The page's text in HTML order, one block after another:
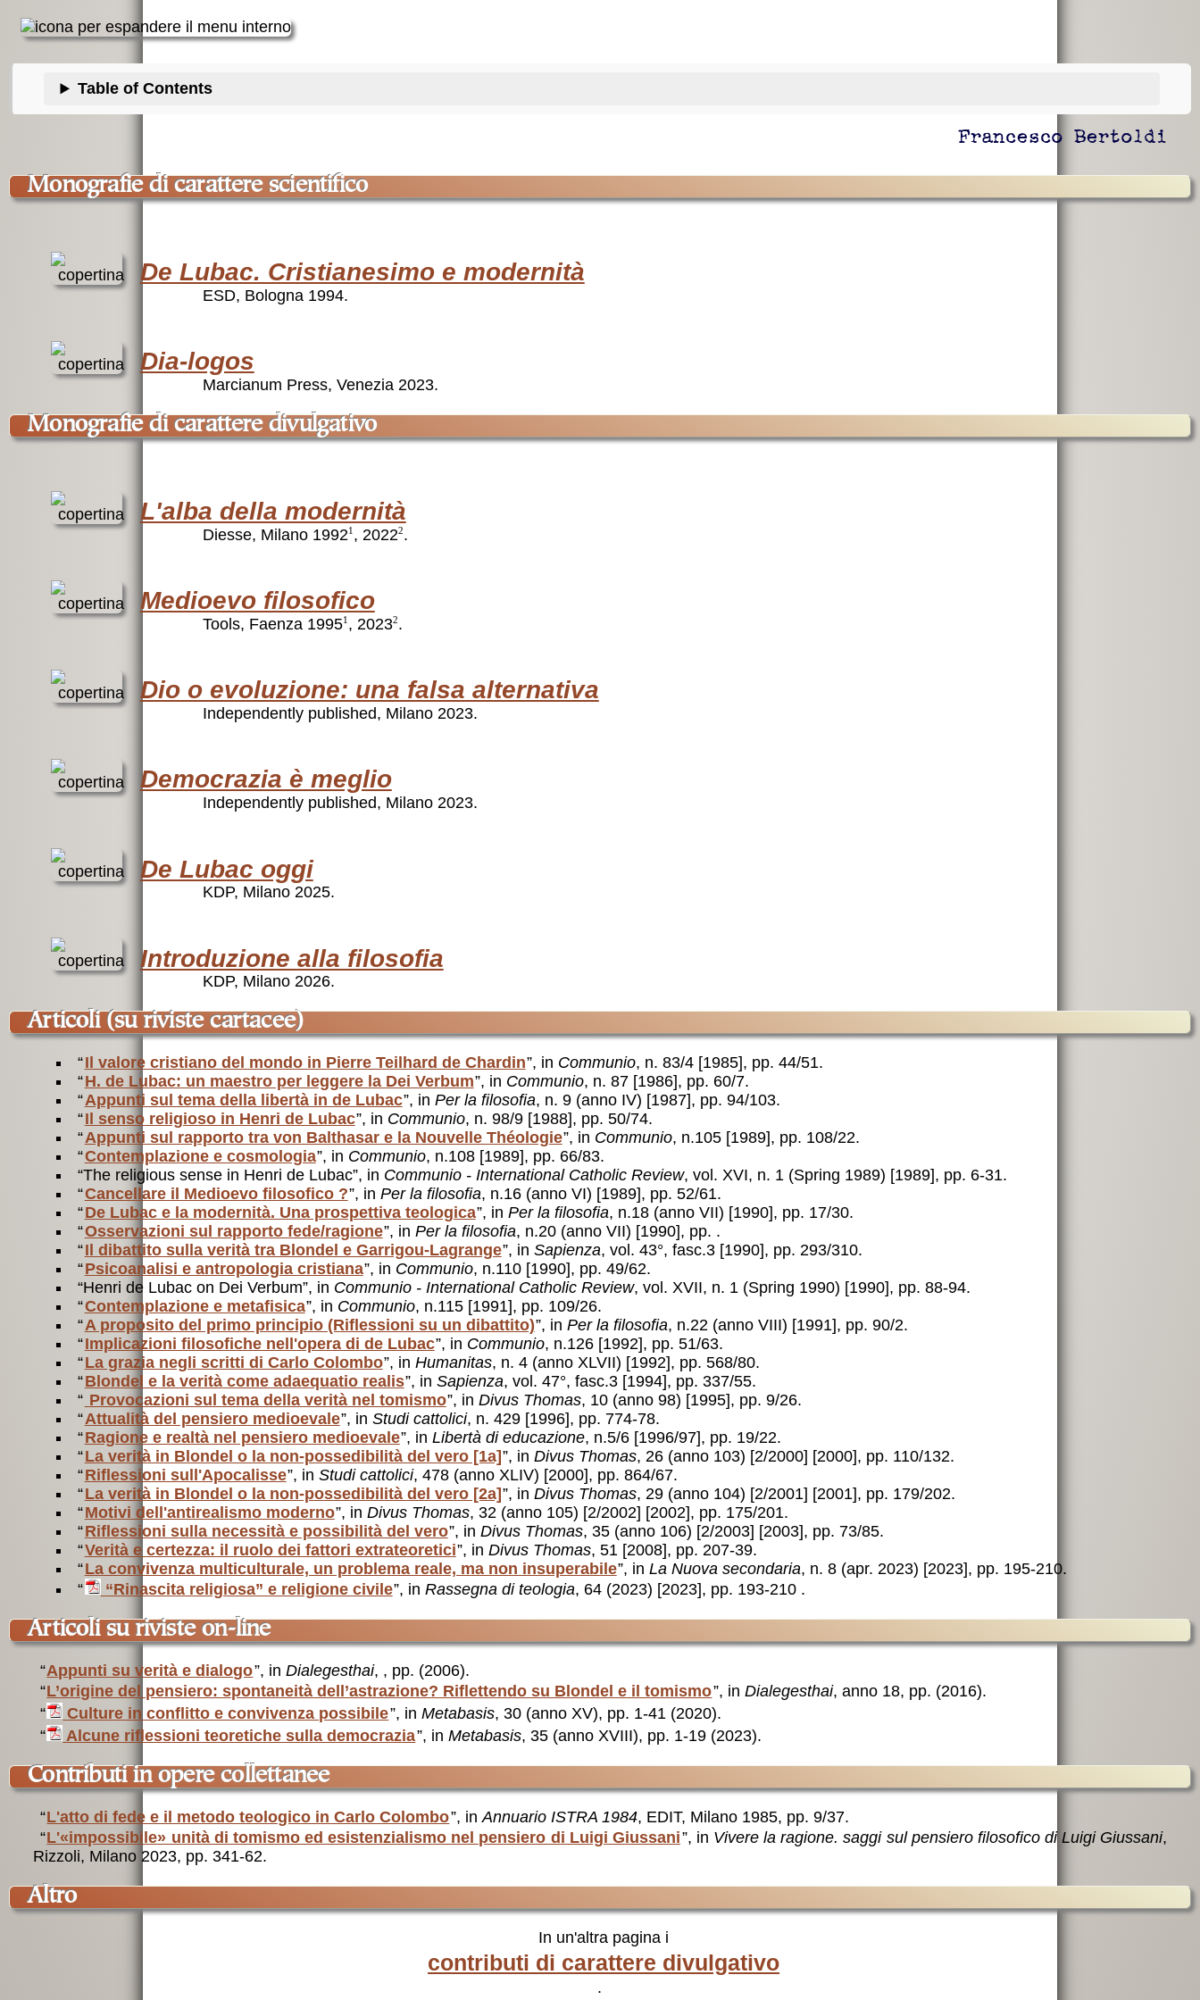
Table of Contents
Francesco Bertoldi
monografie di carattere scientifico
De Lubac. Cristianesimo e modernità
ESD, Bologna 1994.
Dia-logos
Marcianum Press, Venezia 2023.
monografie di carattere divulgativo
L'alba della modernità
Diesse, Milano 19921 , 20222.
Medioevo filosofico
Tools, Faenza 19951 , 20232.
Dio o evoluzione: una falsa alternativa
Independently published, Milano 2023.
Democrazia è meglio
Independently published, Milano 2023.
De Lubac oggi
KDP, Milano 2025.
Introduzione alla filosofia
KDP, Milano 2026.
articoli (su riviste cartacee)
“Il valore cristiano del mondo in Pierre Teilhard de Chardin”, in Communio, n. 83/4 [1985], pp. 44/51.
“H. de Lubac: un maestro per leggere la Dei Verbum”, in Communio, n. 87 [1986], pp. 60/7.
“Appunti sul tema della libertà in de Lubac”, inPer la filosofia, n. 9 (anno IV) [1987], pp. 94/103.
“Il senso religioso in Henri de Lubac”, in Communio, n. 98/9 [1988], pp. 50/74.
“Appunti sul rapporto tra von Balthasar e la Nouvelle Théologie”, in Communio, n.105 [1989], pp. 108/22.
“Contemplazione e cosmologia”, in Communio, n.108 [1989], pp. 66/83.
“The religious sense in Henri de Lubac”, in Communio - International Catholic Review, vol. XVI, n. 1 (Spring 1989) [1989], pp. 6-31.
“Cancellare il Medioevo filosofico ?”, inPer la filosofia, n.16 (anno VI) [1989], pp. 52/61.
“De Lubac e la modernità. Una prospettiva teologica”, inPer la filosofia, n.18 (anno VII) [1990], pp. 17/30.
“Osservazioni sul rapporto fede/ragione”, inPer la filosofia, n.20 (anno VII) [1990], pp. .
“Il dibattito sulla verità tra Blondel e Garrigou-Lagrange”, inSapienza, vol. 43°, fasc.3 [1990], pp. 293/310.
“Psicoanalisi e antropologia cristiana”, in Communio, n.110 [1990], pp. 49/62.
“Henri de Lubac on Dei Verbum”, in Communio - International Catholic Review, vol. XVII, n. 1 (Spring 1990) [1990], pp. 88-94.
“Contemplazione e metafisica”, in Communio, n.115 [1991], pp. 109/26.
“A proposito del primo principio (Riflessioni su un dibattito)”, inPer la filosofia, n.22 (anno VIII) [1991], pp. 90/2.
“Implicazioni filosofiche nell'opera di de Lubac”, in Communio, n.126 [1992], pp. 51/63.
“La grazia negli scritti di Carlo Colombo”, inHumanitas, n. 4 (anno XLVII) [1992], pp. 568/80.
“Blondel e la verità come adaequatio realis”, inSapienza, vol. 47°, fasc.3 [1994], pp. 337/55.
“ Provocazioni sul tema della verità nel tomismo”, inDivus Thomas, 10 (anno 98) [1995], pp. 9/26.
“Attualità del pensiero medioevale”, inStudi cattolici, n. 429 [1996], pp. 774-78.
“Ragione e realtà nel pensiero medioevale”, inLibertà di educazione, n.5/6 [1996/97], pp. 19/22.
“La verità in Blondel o la non-possedibilità del vero [1a] ”, inDivus Thomas, 26 (anno 103) [2/2000] [2000], pp. 110/132.
“Riflessioni sull'Apocalisse”, inStudi cattolici, 478 (anno XLIV) [2000], pp. 864/67.
“La verità in Blondel o la non-possedibilità del vero [2a] ”, inDivus Thomas, 29 (anno 104) [2/2001] [2001], pp. 179/202.
“Motivi dell'antirealismo moderno”, inDivus Thomas, 32 (anno 105) [2/2002] [2002], pp. 175/201.
“Riflessioni sulla necessità e possibilità del vero”, inDivus Thomas, 35 (anno 106) [2/2003] [2003], pp. 73/85.
“Verità e certezza: il ruolo dei fattori extrateoretici”, inDivus Thomas, 51 [2008], pp. 207-39.
“La convivenza multiculturale, un problema reale, ma non insuperabile”, inLa Nuova secondaria, n. 8 (apr. 2023) [2023], pp. 195-210.
“
“Rinascita religiosa” e religione civile”, inRassegna di teologia, 64 (2023) [2023], pp. 193-210 .
articoli su riviste on-line
“Appunti su verità e dialogo”, inDialegesthai, , pp. (2006).
“L’origine del pensiero: spontaneità dell’astrazione? Riflettendo su Blondel e il tomismo”, inDialegesthai, anno 18, pp. (2016).
“
Culture in conflitto e convivenza possibile”, inMetabasis, 30 (anno XV), pp. 1-41 (2020).
“
Alcune riflessioni teoretiche sulla democrazia”, inMetabasis, 35 (anno XVIII), pp. 1-19 (2023).
contributi in opere collettanee
“L'atto di fede e il metodo teologico in Carlo Colombo”, inAnnuario ISTRA 1984, EDIT, Milano 1985, pp. 9/37.
“L'«impossibile» unità di tomismo ed esistenzialismo nel pensiero di Luigi Giussani”, in Vivere la ragione. saggi sul pensiero filosofico di Luigi Giussani,
Rizzoli, Milano 2023, pp. 341-62.
altro
In un'altra pagina i
contributi di carattere divulgativo
.